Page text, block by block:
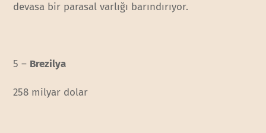
devasa bir parasal varlığı barındırıyor.
5 – Brezilya
258 milyar dolar